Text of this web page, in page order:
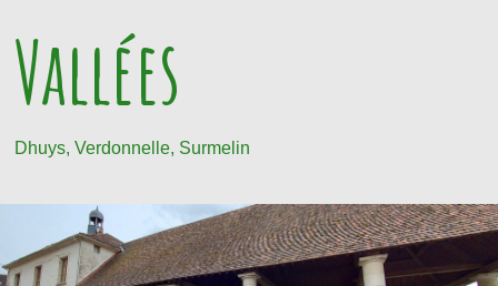
Vallées
Dhuys, Verdonnelle, Surmelin